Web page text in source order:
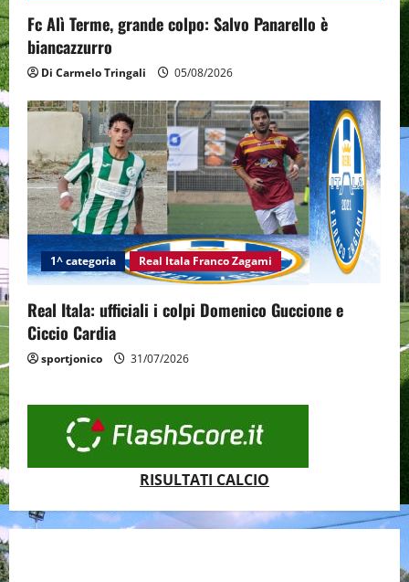
Fc Alì Terme, grande colpo: Salvo Panarello è
biancazzurro
Di Carmelo Tringali 05/08/2026
1^ categoria Real Itala Franco Zagami
Real Itala: ufficiali i colpi Domenico Guccione e
Ciccio Cardia
sportjonico 31/07/2026
RISULTATI CALCIO